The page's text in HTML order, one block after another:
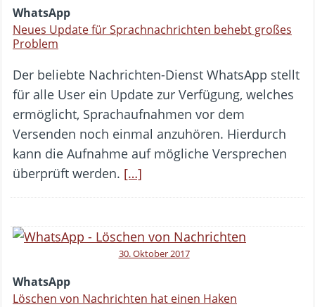
WhatsApp
Neues Update für Sprachnachrichten behebt großes
Problem
Der beliebte Nachrichten-Dienst WhatsApp stellt
für alle User ein Update zur Verfügung, welches
ermöglicht, Sprachaufnahmen vor dem
Versenden noch einmal anzuhören. Hierdurch
kann die Aufnahme auf mögliche Versprechen
überprüft werden. […]
30. Oktober 2017
WhatsApp
Löschen von Nachrichten hat einen Haken